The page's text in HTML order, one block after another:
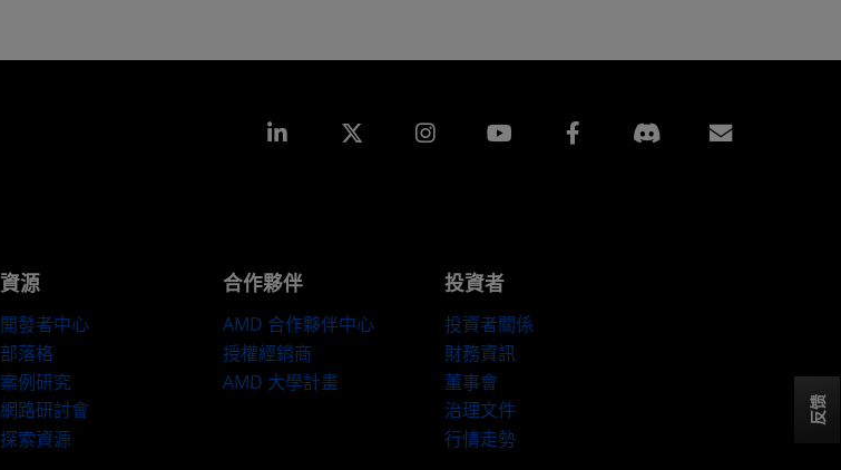
Linkedin Instagram Facebook
資源
開發者中心
部落格
案例研究
網路研討會
探索資源
合作夥伴
AMD 合作夥伴中心
授權經銷商
AMD 大學計畫
投資者
投資者關係
財務資訊
董事會
治理文件
行情走勢
反馈